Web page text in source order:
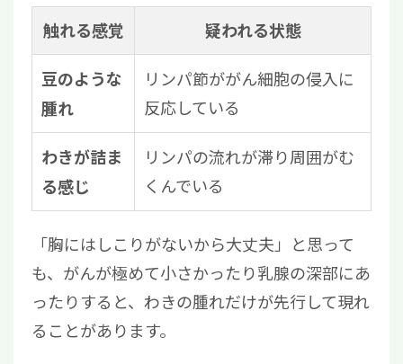
触れる感覚 疑われる状態
豆のような
腫れ
リンパ節ががん細胞の侵入に
反応している
わきが詰ま
る感じ
リンパの流れが滞り周囲がむ
くんでいる
「胸にはしこりがないから大丈夫」と思って
も、がんが極めて小さかったり乳腺の深部にあ
ったりすると、わきの腫れだけが先行して現れ
ることがあります。